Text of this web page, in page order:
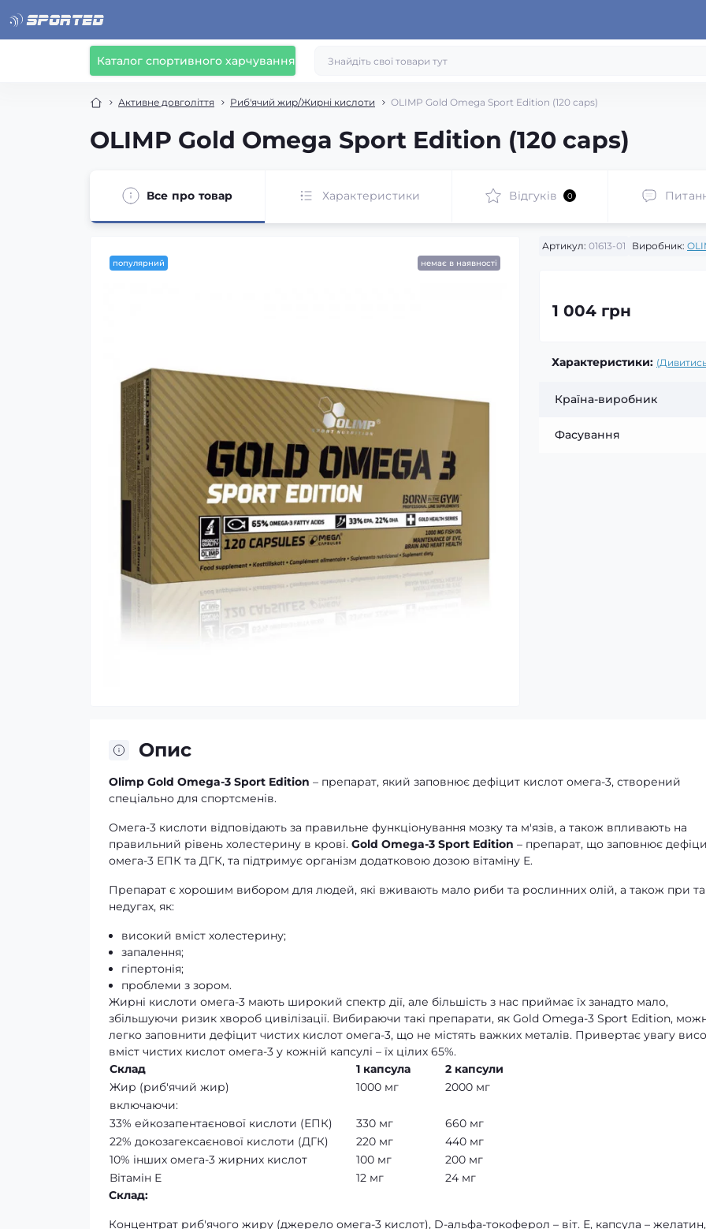
Каталог спортивного харчування
Активне довголіття Риб'ячий жир/Жирні кислоти OLIMP Gold Omega Sport Edition (120 caps)
OLIMP Gold Omega Sport Edition (120 caps)
Все про товар Характеристики Відгуків 0
популярний немає в наявності
Артикул: 01613-01 Виробник:
1 004 грн
Характеристики:
Країна-виробник
Фасування
Опис
Olimp Gold Omega-3 Sport Edition – препарат, який заповнює дефіцит кислот омега-3, створений
спеціально для спортсменів.
Омега-3 кислоти відповідають за правильне функціонування мозку та м'язів, а також впливають на
правильний рівень холестерину в крові. Gold Omega-3 Sport Edition – препарат, що заповнює
омега-3 ЕПК та ДГК, та підтримує організм додатковою дозою вітаміну Е.
Препарат є хорошим вибором для людей, які вживають мало риби та рослинних олій, а також при
недугах, як:
високий вміст холестерину;
запалення;
гіпертонія;
проблеми з зором.
Жирні кислоти омега-3 мають широкий спектр дії, але більшість з нас приймає їх занадто мало,
збільшуючи ризик хвороб цивілізації. Вибираючи такі препарати, як Gold Omega-3 Sport Edition,
легко заповнити дефіцит чистих кислот омега-3, що не містять важких металів. Привертає увагу
вміст чистих кислот омега-3 у кожній капсулі – їх цілих 65%.
Склад
1 капсула
2 капсули
Жир (риб'ячий жир)
1000 мг
2000 мг
включаючи:
33% ейкозапентаєнової кислоти (ЕПК)
330 мг
660 мг
22% докозагексаєнової кислоти (ДГК)
220 мг
440 мг
10% інших омега-3 жирних кислот
100 мг
200 мг
Вітамін Е
12 мг
24 мг
Склад:
Концентрат риб'ячого жиру (джерело омега-3 кислот), D-альфа-токоферол – віт. Е, капсула – желатин,